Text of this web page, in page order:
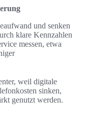
und senken
klare Kennzahlen
messen, etwa
weil digitale
sinken,
genutzt werden.